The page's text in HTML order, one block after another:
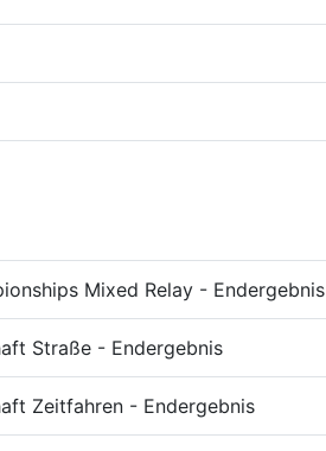
Mixed Relay - Endergebnis
Straße - Endergebnis
Zeitfahren - Endergebnis